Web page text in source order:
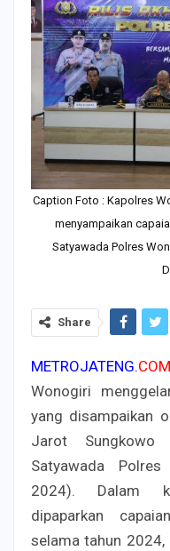
Caption Foto : Kapolres
menyampaikan
Satyawada Polres
Share
METROJATENG.COM
Wonogiri
yang disampaikan
Jarot Sungkowo
Satyawada
2024). Dalam
dipaparkan
selama tahun 2024,